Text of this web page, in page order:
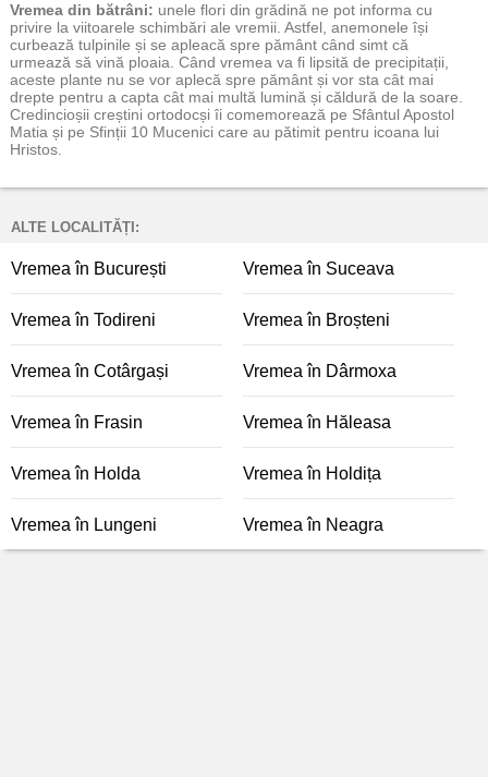
Vremea din bătrâni: unele flori din grădină ne pot informa cu
privire la viitoarele schimbări ale vremii. Astfel, anemonele își
curbează tulpinile și se apleacă spre pământ când simt că
urmează să vină ploaia. Când vremea va fi lipsită de precipitații,
aceste plante nu se vor aplecă spre pământ și vor sta cât mai
drepte pentru a capta cât mai multă lumină și căldură de la soare.
Credincioșii creștini ortodocși îi comemorează pe Sfântul Apostol
Matia și pe Sfinții 10 Mucenici care au pătimit pentru icoana lui
Hristos.
ALTE LOCALITĂȚI:
Vremea în București Vremea în Suceava
Vremea în Todireni Vremea în Broșteni
Vremea în Cotârgași Vremea în Dârmoxa
Vremea în Frasin Vremea în Hăleasa
Vremea în Holda Vremea în Holdița
Vremea în Lungeni Vremea în Neagra